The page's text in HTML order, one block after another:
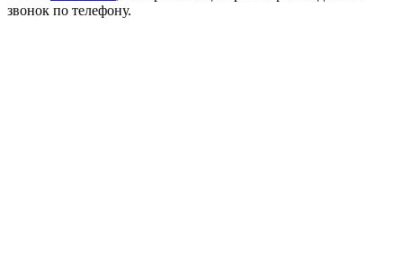
звонок по телефону.